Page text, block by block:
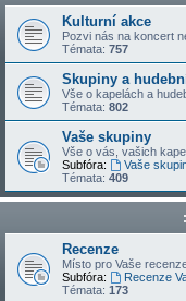
Kulturní akce
Pozvi nás na koncert
Témata: 757
Skupiny a
Vše o kapelách a
Témata: 802
Vaše skupiny
Vše o vás, vašich
Subfóra:
Vaše
Témata: 409
Recenze
Místo pro Vaše recenze
Subfóra:
Recenze
Témata: 173